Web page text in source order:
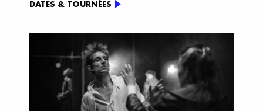
DATES & TOURNÉES